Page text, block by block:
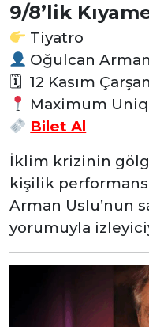
9/8’lik
Tiyatro
Oğulcan
🗓 12 Kasım
Maximum
Bilet Al
İklim krizinin
kişilik performans
Arman Uslu’nun
yorumuyla